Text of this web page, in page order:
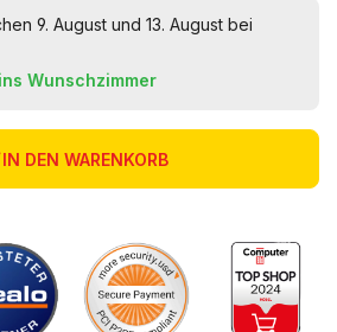
9. August und 13. August bei
Wunschzimmer
IN DEN WARENKORB